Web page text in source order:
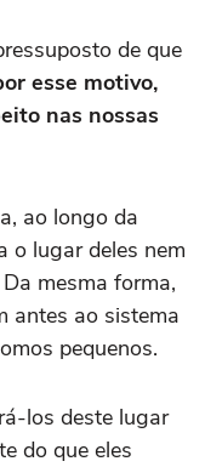
de que
esse motivo,
nas nossas
ao longo da
o lugar deles nem
mesma forma,
antes ao sistema
pequenos.
los deste lugar
do que eles